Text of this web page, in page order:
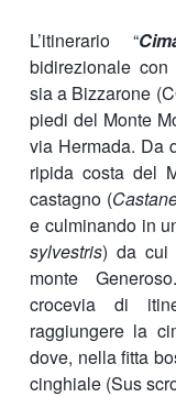
L’itinerario “
bidirezionale
sia a Bizzarone
piedi del Monte
via Hermada. Da
ripida costa del
castagno (
e culminando in
sylvestris) da cui
monte
crocevia di
raggiungere la
dove, nella fitta
cinghiale (Sus